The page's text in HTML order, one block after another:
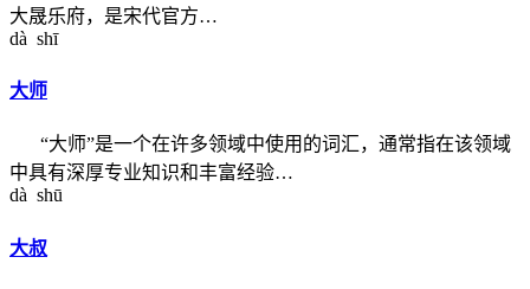
大晟乐府，是宋代官方…
dà shī
大师
“大师”是一个在许多领域中使用的词汇，通常指在该领域
中具有深厚专业知识和丰富经验…
dà shū
大叔